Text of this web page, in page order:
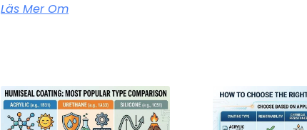
Läs Mer Om